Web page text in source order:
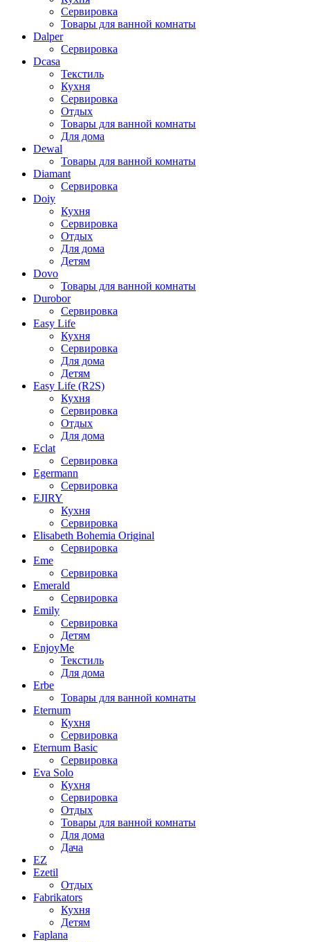
Сервировка
Товары для ванной комнаты
Dalper
Сервировка
Dcasa
Текстиль
Кухня
Сервировка
Отдых
Товары для ванной комнаты
Для дома
Dewal
Товары для ванной комнаты
Diamant
Сервировка
Doiy
Кухня
Сервировка
Отдых
Для дома
Детям
Dovo
Товары для ванной комнаты
Durobor
Сервировка
Easy Life
Кухня
Сервировка
Для дома
Детям
Easy Life (R2S)
Кухня
Сервировка
Отдых
Для дома
Eclat
Сервировка
Egermann
Сервировка
EJIRY
Кухня
Сервировка
Elisabeth Bohemia Original
Сервировка
Eme
Сервировка
Emerald
Сервировка
Emily
Сервировка
Детям
EnjoyMe
Текстиль
Для дома
Erbe
Товары для ванной комнаты
Eternum
Кухня
Сервировка
Eternum Basic
Сервировка
Eva Solo
Кухня
Сервировка
Отдых
Товары для ванной комнаты
Для дома
Дача
EZ
Ezetil
Отдых
Fabrikators
Кухня
Детям
Faplana